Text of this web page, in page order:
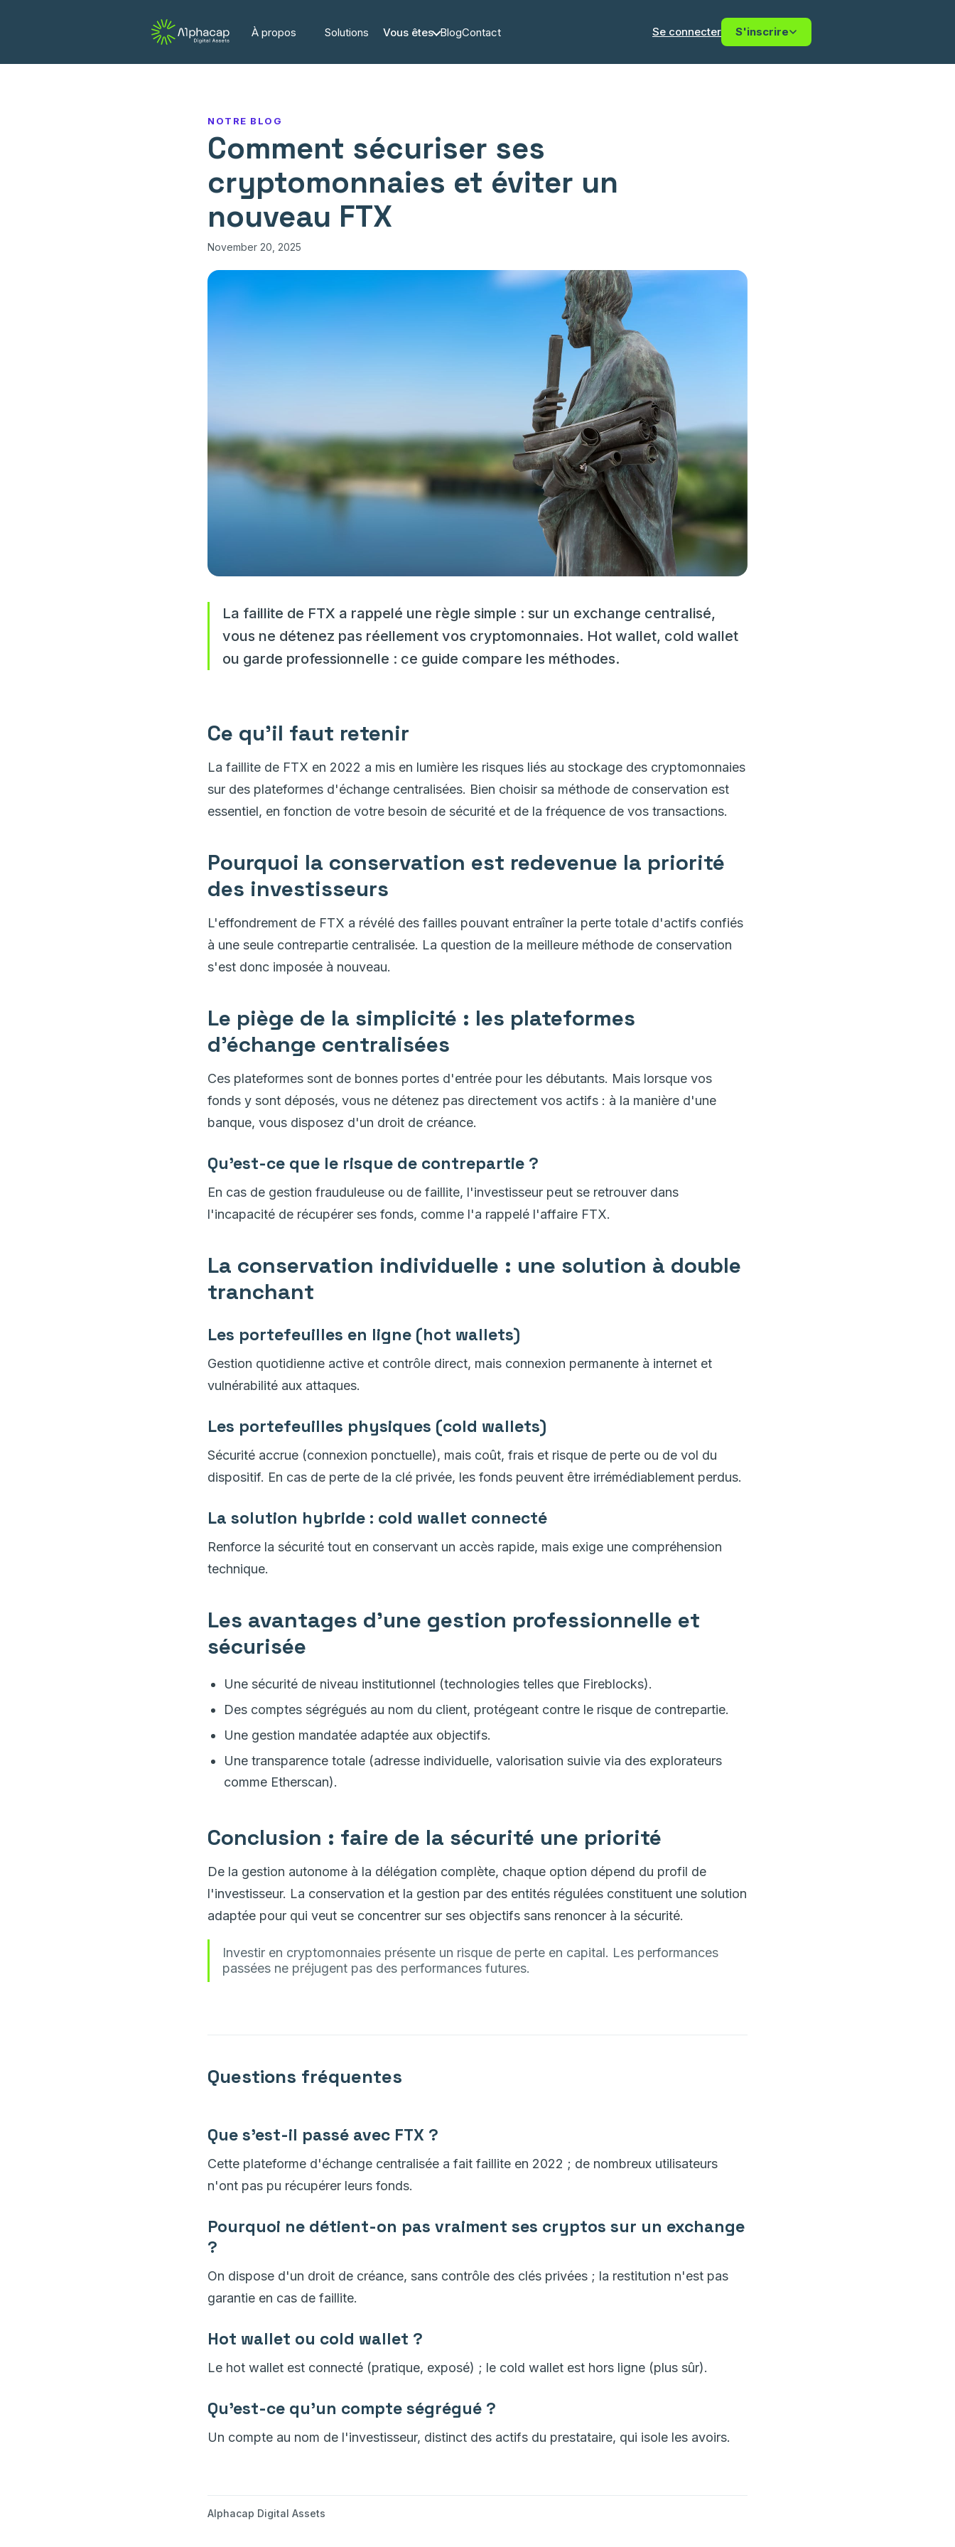
À propos Solutions Vous êtes BlogContact Se connecter S'inscrire
NOTRE BLOG
Comment sécuriser ses
cryptomonnaies et éviter un
nouveau FTX
November 20, 2025
La faillite de FTX a rappelé une règle simple : sur un exchange centralisé,
vous ne détenez pas réellement vos cryptomonnaies. Hot wallet, cold wallet
ou garde professionnelle : ce guide compare les méthodes.
Ce qu'il faut retenir
La faillite de FTX en 2022 a mis en lumière les risques liés au stockage des cryptomonnaies
sur des plateformes d'échange centralisées. Bien choisir sa méthode de conservation est
essentiel, en fonction de votre besoin de sécurité et de la fréquence de vos transactions.
Pourquoi la conservation est redevenue la priorité
des investisseurs
L'effondrement de FTX a révélé des failles pouvant entraîner la perte totale d'actifs confiés
à une seule contrepartie centralisée. La question de la meilleure méthode de conservation
s'est donc imposée à nouveau.
Le piège de la simplicité : les plateformes
d'échange centralisées
Ces plateformes sont de bonnes portes d'entrée pour les débutants. Mais lorsque vos
fonds y sont déposés, vous ne détenez pas directement vos actifs : à la manière d'une
banque, vous disposez d'un droit de créance.
Qu'est-ce que le risque de contrepartie ?
En cas de gestion frauduleuse ou de faillite, l'investisseur peut se retrouver dans
l'incapacité de récupérer ses fonds, comme l'a rappelé l'affaire FTX.
La conservation individuelle : une solution à double
tranchant
Les portefeuilles en ligne (hot wallets)
Gestion quotidienne active et contrôle direct, mais connexion permanente à internet et
vulnérabilité aux attaques.
Les portefeuilles physiques (cold wallets)
Sécurité accrue (connexion ponctuelle), mais coût, frais et risque de perte ou de vol du
dispositif. En cas de perte de la clé privée, les fonds peuvent être irrémédiablement perdus.
La solution hybride : cold wallet connecté
Renforce la sécurité tout en conservant un accès rapide, mais exige une compréhension
technique.
Les avantages d'une gestion professionnelle et
sécurisée
Une sécurité de niveau institutionnel (technologies telles que Fireblocks).
Des comptes ségrégués au nom du client, protégeant contre le risque de contrepartie.
Une gestion mandatée adaptée aux objectifs.
Une transparence totale (adresse individuelle, valorisation suivie via des explorateurs
comme Etherscan).
Conclusion : faire de la sécurité une priorité
De la gestion autonome à la délégation complète, chaque option dépend du profil de
l'investisseur. La conservation et la gestion par des entités régulées constituent une solution
adaptée pour qui veut se concentrer sur ses objectifs sans renoncer à la sécurité.
Investir en cryptomonnaies présente un risque de perte en capital. Les performances
passées ne préjugent pas des performances futures.
Questions fréquentes
Que s'est-il passé avec FTX ?
Cette plateforme d'échange centralisée a fait faillite en 2022 ; de nombreux utilisateurs
n'ont pas pu récupérer leurs fonds.
Pourquoi ne détient-on pas vraiment ses cryptos sur un exchange
?
On dispose d'un droit de créance, sans contrôle des clés privées ; la restitution n'est pas
garantie en cas de faillite.
Hot wallet ou cold wallet ?
Le hot wallet est connecté (pratique, exposé) ; le cold wallet est hors ligne (plus sûr).
Qu'est-ce qu'un compte ségrégué ?
Un compte au nom de l'investisseur, distinct des actifs du prestataire, qui isole les avoirs.
Alphacap Digital Assets